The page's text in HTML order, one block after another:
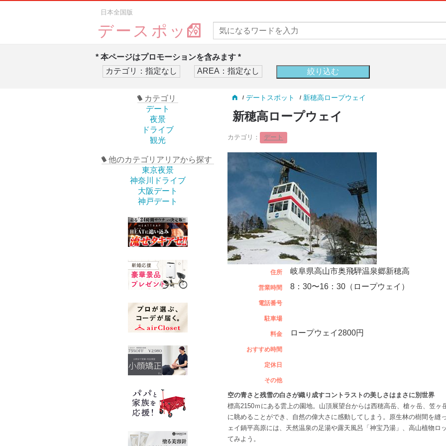
日本全国版
デースポッ
* 本ページはプロモーションを含みます *
カテゴリ
デート
夜景
ドライブ
観光
他のカテゴリアリアから探す
東京夜景
神奈川ドライブ
大阪デート
神戸デート
デートスポット 新穂高ロープウェイ
新穂高ロープウェイ
カテゴリ： デート
住所 岐阜県高山市奥飛騨温泉郷新穂高
営業時間 8：30〜16：30（ロープウェイ）
電話番号
駐車場
料金 ロープウェイ2800円
おすすめ時間
定休日
その他
空の青さと残雪の白さが織り成すコントラストの美しさはまさに別世界
標高2150ｍにある雲上の園地。山頂展望台からは西穂高岳、槍ヶ岳、笠
に眺めることができ、自然の偉大さに感動してしまう。原生林の樹間を縫
ェイ鍋平高原には、天然温泉の足湯や露天風呂「神宝乃湯」、高山植物ロ
てみよう。